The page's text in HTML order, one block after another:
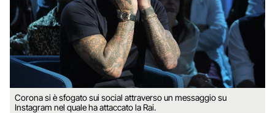
Corona si è sfogato sui social attraverso un messaggio su
Instagram nel quale ha attaccato la Rai.